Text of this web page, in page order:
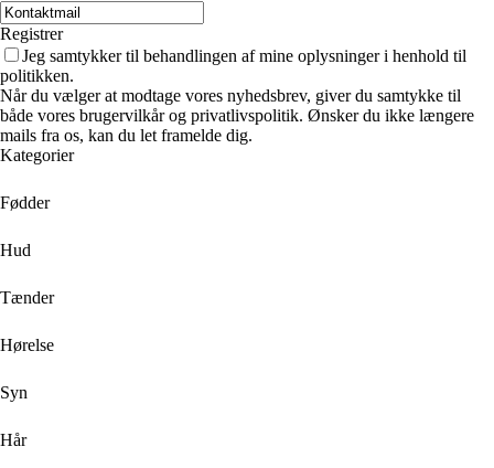
Registrer
Jeg samtykker til behandlingen af mine oplysninger i henhold til
politikken.
Når du vælger at modtage vores nyhedsbrev, giver du samtykke til
både vores brugervilkår og privatlivspolitik. Ønsker du ikke længere
mails fra os, kan du let framelde dig.
Kategorier
Fødder
Hud
Tænder
Hørelse
Syn
Hår